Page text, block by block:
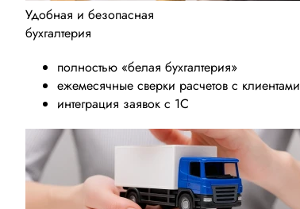
Удобная и безопасная
бухгалтерия
полностью «белая бухгалтерия»
ежемесячные сверки расчетов с клиентами
интеграция заявок с 1С